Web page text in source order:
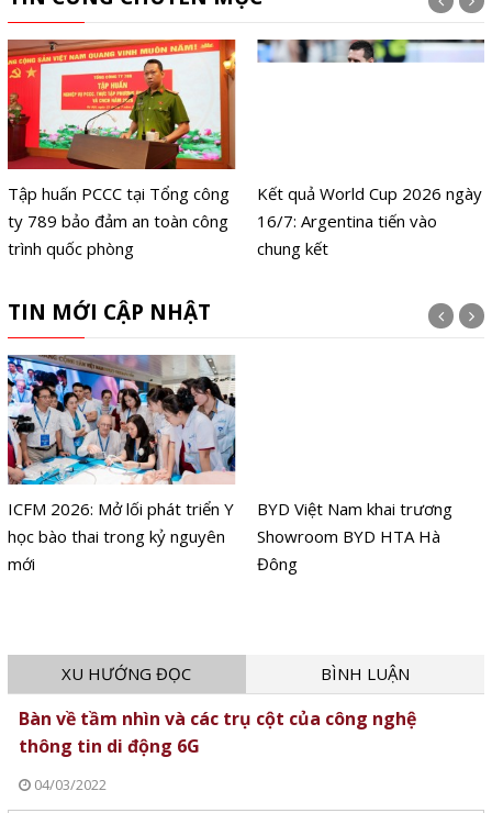
Tập huấn PCCC tại Tổng công
ty 789 bảo đảm an toàn công
trình quốc phòng
Kết quả World Cup 2026 ngày
16/7: Argentina tiến vào
chung kết
TIN MỚI CẬP NHẬT
ICFM 2026: Mở lối phát triển Y
học bào thai trong kỷ nguyên
mới
BYD Việt Nam khai trương
Showroom BYD HTA Hà
Đông
XU HƯỚNG ĐỌC BÌNH LUẬN
Bàn về tầm nhìn và các trụ cột của công nghệ
thông tin di động 6G
04/03/2022